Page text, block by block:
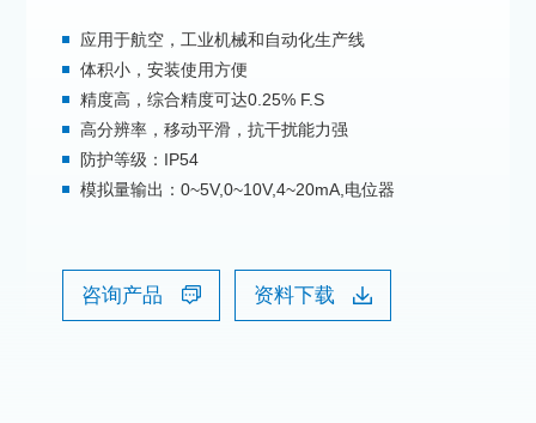
应用于航空，工业机械和自动化生产线
体积小，安装使用方便
精度高，综合精度可达0.25% F.S
高分辨率，移动平滑，抗干扰能力强
防护等级：IP54
模拟量输出：0~5V,0~10V,4~20mA,电位器
咨询产品 资料下载